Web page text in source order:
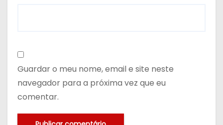
Guardar o meu nome, email e site neste
navegador para a próxima vez que eu
comentar.